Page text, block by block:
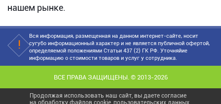
нашем рынке.
Вся информация, размещенная на данном интернет-сайте, носит
сугубо информационный характер и не является публичной офертой,
определяемой положениями Статьи 437 (2) ГК РФ. Уточняйие
информацию о стоимости товаров и услуг у сотрудника.
ВСЕ ПРАВА ЗАЩИЩЕНЫ. © 2013-2026
Продолжая использовать наш сайт, вы даете согласие
на обработку файлов cookie, пользовательских данных